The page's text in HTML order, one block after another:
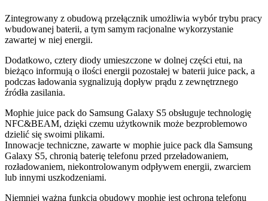
Zintegrowany z obudową przełącznik umożliwia wybór trybu pracy
wbudowanej baterii, a tym samym racjonalne wykorzystanie
zawartej w niej energii.
Dodatkowo, cztery diody umieszczone w dolnej części etui, na
bieżąco informują o ilości energii pozostałej w baterii juice pack, a
podczas ładowania sygnalizują dopływ prądu z zewnętrznego
źródła zasilania.
Mophie juice pack do Samsung Galaxy S5 obsługuje technologię
NFC&BEAM, dzięki czemu użytkownik może bezproblemowo
dzielić się swoimi plikami.
Innowacje techniczne, zawarte w mophie juice pack dla Samsung
Galaxy S5, chronią baterię telefonu przed przeładowaniem,
rozładowaniem, niekontrolowanym odpływem energii, zwarciem
lub innymi uszkodzeniami.
Niemniej ważną funkcją obudowy mophie jest ochrona telefonu